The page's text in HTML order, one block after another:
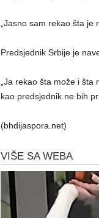
„Jasno sam rekao šta je
Predsjednik Srbije je
„Ja rekao šta može i šta
kao predsjednik ne bih
(bhdijaspora.net)